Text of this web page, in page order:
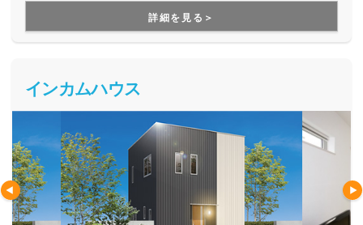
詳細を見る＞
インカムハウス